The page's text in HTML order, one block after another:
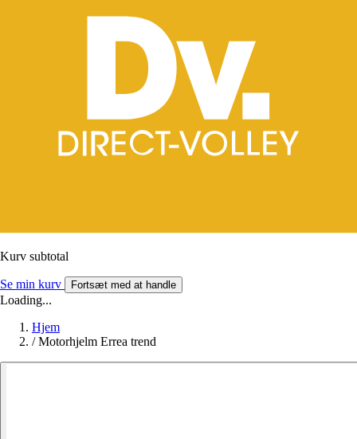
Kurv subtotal
Se min kurv Fortsæt med at handle
Loading...
Hjem
/ Motorhjelm Errea trend